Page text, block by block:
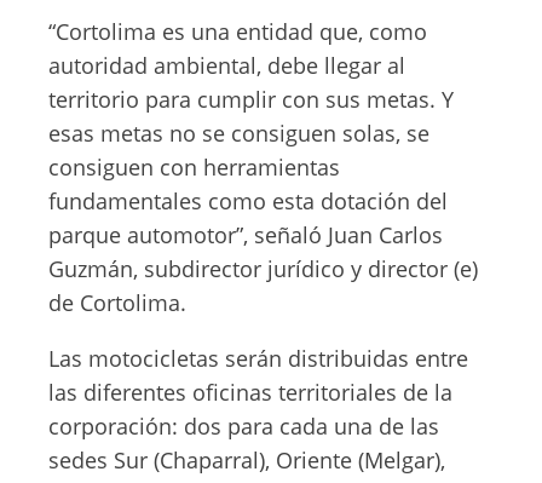
“Cortolima es una entidad que, como
autoridad ambiental, debe llegar al
territorio para cumplir con sus metas. Y
esas metas no se consiguen solas, se
consiguen con herramientas
fundamentales como esta dotación del
parque automotor”, señaló Juan Carlos
Guzmán, subdirector jurídico y director (e)
de Cortolima.
Las motocicletas serán distribuidas entre
las diferentes oficinas territoriales de la
corporación: dos para cada una de las
sedes Sur (Chaparral), Oriente (Melgar),